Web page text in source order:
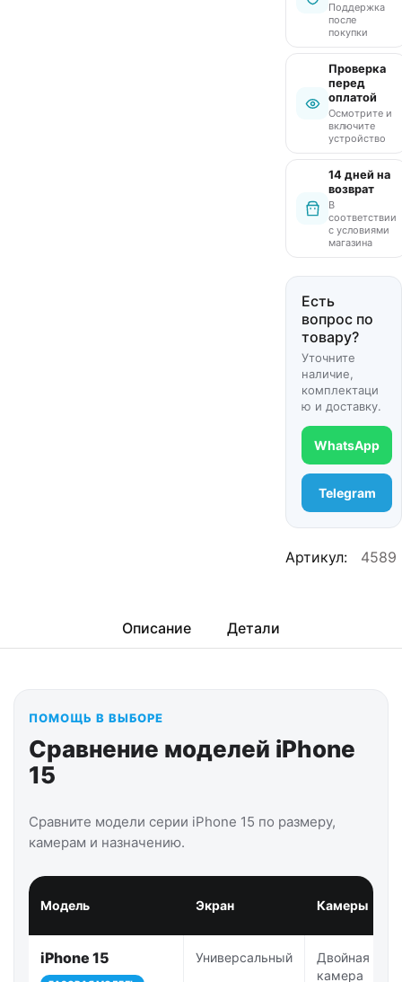
Поддержка
после
покупки
Проверка
перед
оплатой
Осмотрите и
включите
устройство
14 дней на
возврат
В
соответствии
с условиями
магазина
Есть
вопрос по
товару?
Уточните
наличие,
комплектаци
ю и доставку.
WhatsApp
Telegram
Артикул: 4589
Описание Детали
ПОМОЩЬ В ВЫБОРЕ
Сравнение моделей iPhone
15
Сравните модели серии iPhone 15 по размеру,
камерам и назначению.
Модель Экран Камеры
iPhone 15 Универсальный
Двойная
камера